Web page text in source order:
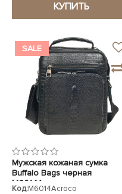
КУПИТЬ
SALE
Мужская кожаная сумка
Buffalo Bags черная
M6014Acroco
Код:M6014Acroco